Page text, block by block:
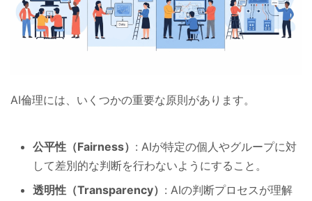
AI倫理には、いくつかの重要な原則があります。
公平性（Fairness） : AIが特定の個人やグループに対
して差別的な判断を行わないようにすること。
透明性（Transparency） : AIの判断プロセスが理解